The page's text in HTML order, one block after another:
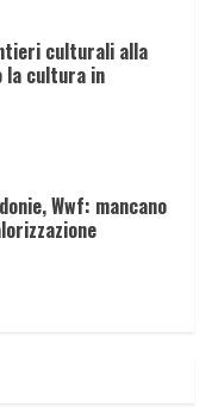
culturali alla
la cultura in
Wwf: mancano